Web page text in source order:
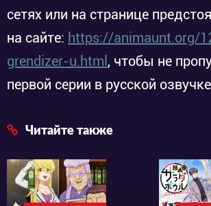
сетях или на странице
на сайте: https://animaunt.org/
grendizer-u.html , чтобы не
первой серии в русской
Читайте также